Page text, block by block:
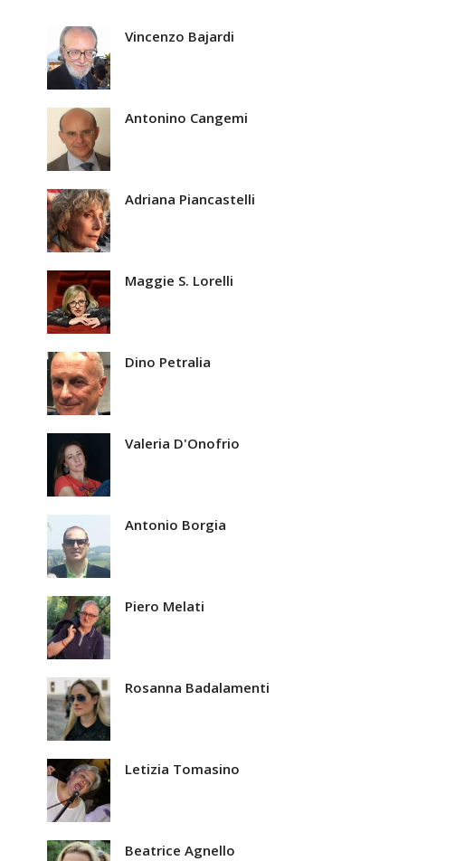
Vincenzo Bajardi
Antonino Cangemi
Adriana Piancastelli
Maggie S. Lorelli
Dino Petralia
Valeria D'Onofrio
Antonio Borgia
Piero Melati
Rosanna Badalamenti
Letizia Tomasino
Beatrice Agnello